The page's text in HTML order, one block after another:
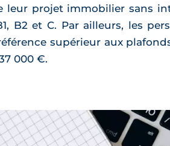
projet immobilier sans
B2 et C. Par ailleurs, les
supérieur aux
000 €.